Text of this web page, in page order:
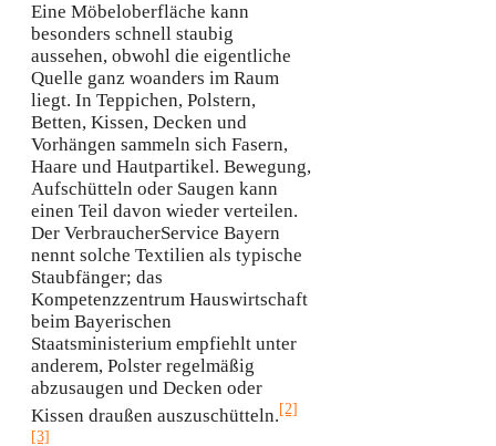
Eine Möbeloberfläche kann
besonders schnell staubig
aussehen, obwohl die eigentliche
Quelle ganz woanders im Raum
liegt. In Teppichen, Polstern,
Betten, Kissen, Decken und
Vorhängen sammeln sich Fasern,
Haare und Hautpartikel. Bewegung,
Aufschütteln oder Saugen kann
einen Teil davon wieder verteilen.
Der VerbraucherService Bayern
nennt solche Textilien als typische
Staubfänger; das
Kompetenzzentrum Hauswirtschaft
beim Bayerischen
Staatsministerium empfiehlt unter
anderem, Polster regelmäßig
abzusaugen und Decken oder
Kissen draußen auszuschütteln.[2]
[3]